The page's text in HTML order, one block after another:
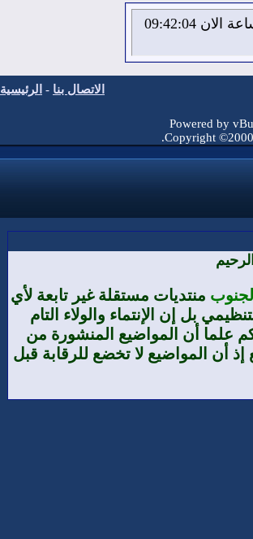
الاحد 9 من اغسطس 2026 , الساعة الان 09:42:04
الاتصال بنا - الرئيسية
Powered by
Copyright
منتديات مستقلة غير تابعة لأي
بل إن الإنتماء والولاء التام
علما أن المواضيع المنشورة من
أن المواضيع لا تخضع للرقابة قبل